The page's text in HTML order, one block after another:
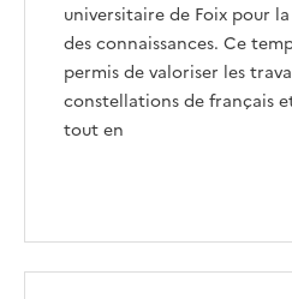
universitaire de Foix pour
des connaissances. Ce
permis de valoriser les
constellations de français
tout en